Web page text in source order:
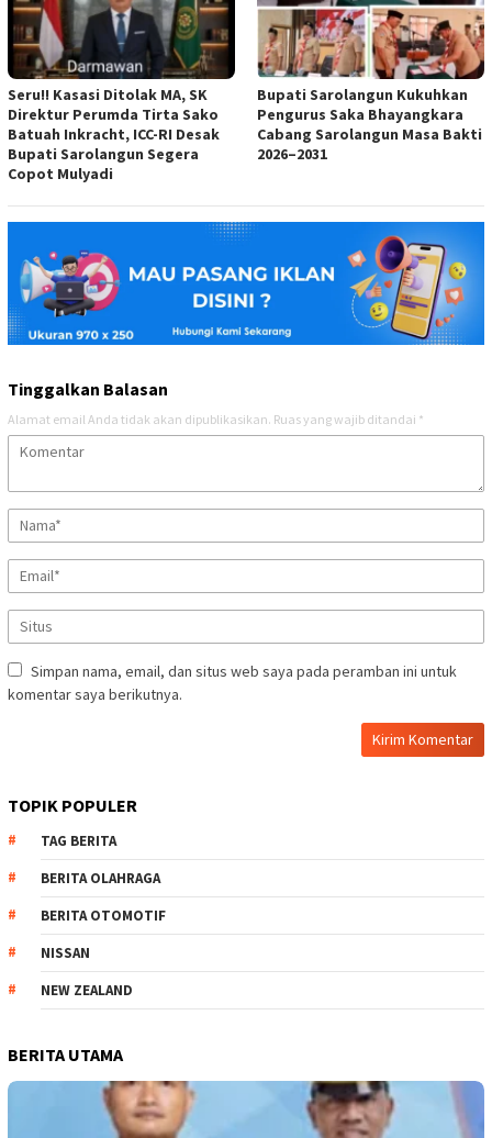
Seru!! Kasasi Ditolak MA, SK
Direktur Perumda Tirta Sako
Batuah Inkracht, ICC-RI Desak
Bupati Sarolangun Segera
Copot Mulyadi
Bupati Sarolangun Kukuhkan
Pengurus Saka Bhayangkara
Cabang Sarolangun Masa Bakti
2026–2031
Tinggalkan Balasan
Alamat email Anda tidak akan dipublikasikan. Ruas yang wajib ditandai *
Simpan nama, email, dan situs web saya pada peramban ini untuk
komentar saya berikutnya.
TOPIK POPULER
TAG BERITA
BERITA OLAHRAGA
BERITA OTOMOTIF
NISSAN
NEW ZEALAND
BERITA UTAMA